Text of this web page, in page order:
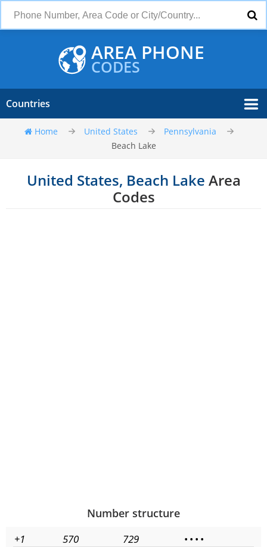
AREA PHONE
CODES
Countries
Home United States
Pennsylvania
Beach Lake
United States, Beach Lake Area
Codes
Number structure
+1 570 729 • • • •